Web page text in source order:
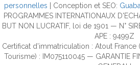
personnelles | Conception et SEO:
PROGRAMMES INTERNATIONAUX
BUT NON LUCRATIF, loi de 1901 — N°
APE : 9499Z
Certificat d’immatriculation : Atout France
Tourisme) : IM075110045 — GARANTIE